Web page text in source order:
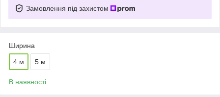
Замовлення під захистом
Ширина
4 м 5 м
В наявності